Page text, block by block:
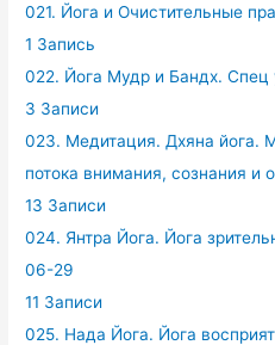
021. Йога и Очистительные
1 Запись
022. Йога Мудр и Бандх. Спец
3 Записи
023. Медитация. Дхяна йога.
потока внимания, сознания
13 Записи
024. Янтра Йога. Йога
06-29
11 Записи
025. Нада Йога. Йога